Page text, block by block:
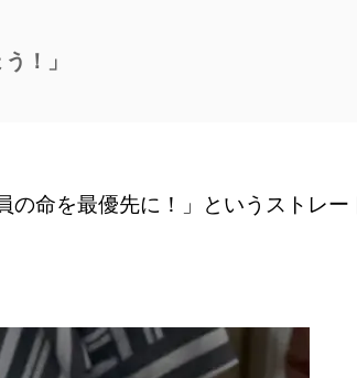
！」
の命を最優先に！」というストレ